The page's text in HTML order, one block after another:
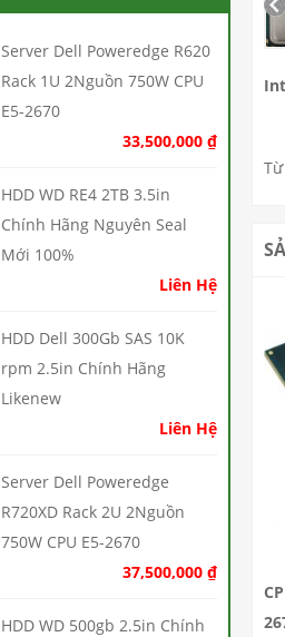
Server Dell Poweredge R620
Rack 1U 2Nguồn 750W CPU
E5-2670
33,500,000 ₫
HDD WD RE4 2TB 3.5in
Chính Hãng Nguyên Seal
Mới 100%
Liên Hệ
HDD Dell 300Gb SAS 10K
rpm 2.5in Chính Hãng
Likenew
Liên Hệ
Server Dell Poweredge
R720XD Rack 2U 2Nguồn
750W CPU E5-2670
37,500,000 ₫
HDD WD 500gb 2.5in Chính